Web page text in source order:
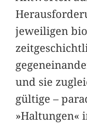
jeweiligen
und sie
gültige –
»Haltungen«